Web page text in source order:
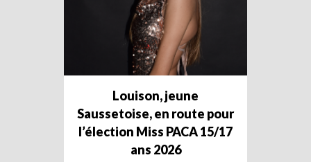
Louison, jeune
Saussetoise, en route pour
l’élection Miss PACA 15/17
ans 2026